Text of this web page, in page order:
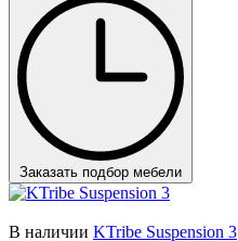
Заказать подбор мебели
В наличии KTribe Suspension 3